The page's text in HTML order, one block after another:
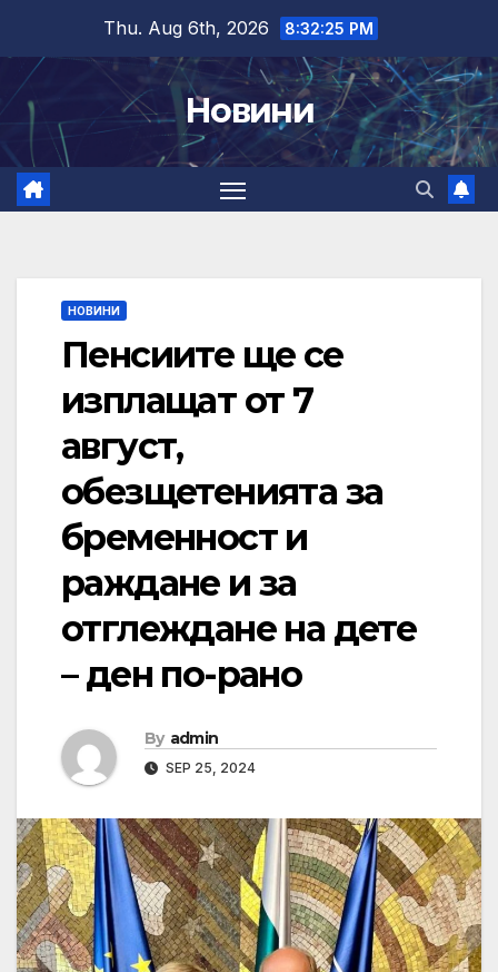
content
Thu. Aug 6th, 2026 8:32:26 PM
Новини
НОВИНИ
Пенсиите ще се
изплащат от 7
август,
обезщетенията за
бременност и
раждане и за
отглеждане на дете
– ден по-рано
By admin
SEP 25, 2024